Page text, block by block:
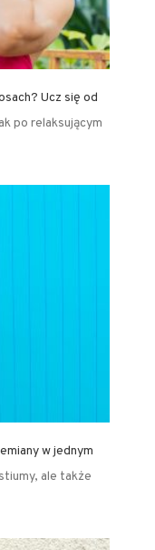
Ucz się od
po relaksującym
w jednym
ale także